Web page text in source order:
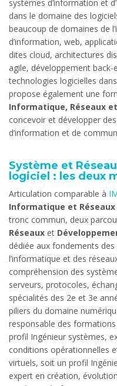
systèmes d’information et
dans le domaine des
beaucoup de domaines de
d’information, web,
dites cloud, architectures
agile, développement
technologies logicielles
propose également une
Informatique, Réseaux
concevoir et développer
d’information et de
Système et
logiciel : les deux
Articulation comparable à
Informatique et Réseaux
tronc commun, deux
Réseaux et
dédiée aux fondements
l’informatique et des
compréhension des
serveurs, protocoles,
spécialités des 2e et 3e
piliers du domaine
responsable des
profil Ingénieur systèmes,
conditions opérationnelles
virtuels, soit un profil
expert en création,